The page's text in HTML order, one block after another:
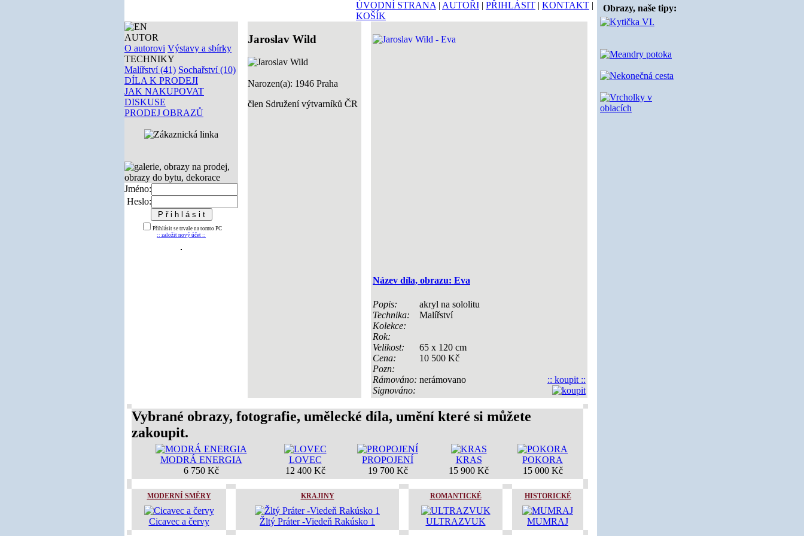
ÚVODNÍ STRANA | AUTOŘI | PŘIHLÁSIT | KONTAKT |
KOŠÍK
AUTOR
O autorovi Výstavy a sbírky
TECHNIKY
Malířství (41) Sochařství (10)
DÍLA K PRODEJI
JAK NAKUPOVAT
DISKUSE
PRODEJ OBRAZŮ
Jméno:
Heslo:
Přihlásit se trvale na tomto PC
:: založit nový účet ::
Jaroslav Wild
Narozen(a): 1946 Praha
člen Sdružení výtvarníků ČR
Název díla, obrazu: Eva
Popis:
akryl na sololitu
Technika:
Malířství
Kolekce:
Rok:
Velikost:
65 x 120 cm
Cena:
10 500 Kč
Pozn:
Rámováno: nerámovano
Signováno:
:: koupit ::
Vybrané obrazy, fotografie, umělecké díla, umění které si můžete
zakoupit.
MODRÁ ENERGIA
6 750 Kč
LOVEC
12 400 Kč
PROPOJENÍ
19 700 Kč
KRAS
15 900 Kč
POKORA
15 000 Kč
MODERNÍ SMĚRY
Cicavec a červy
KRAJINY
Žltý Práter -Viedeň Rakúsko 1
ROMANTICKÉ
ULTRAZVUK
HISTORICKÉ
MUMRAJ
Obrazy, naše tipy: